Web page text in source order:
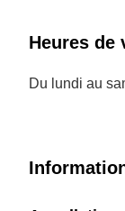
Heures de
Du lundi au